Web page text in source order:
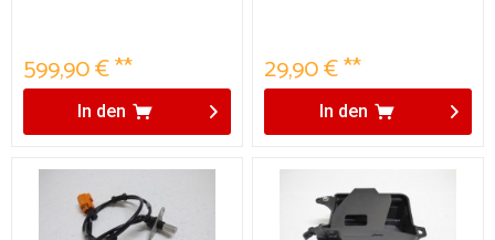
599,90 € **
In den
29,90 € **
In den